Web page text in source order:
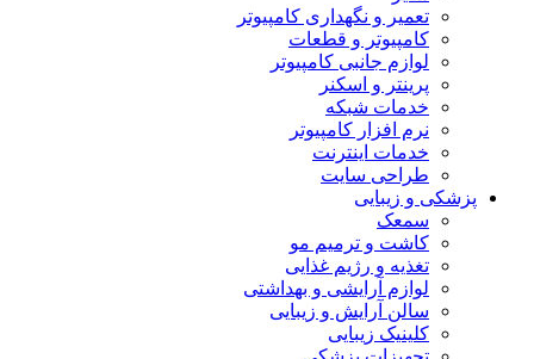
تعمیر و نگهداری کامپیوتر
کامپیوتر و قطعات
لوازم جانبی کامپیوتر
پرینتر و اسکنر
خدمات شبکه
نرم افزار کامپیوتر
خدمات اینترنت
طراحی سایت
پزشکی و زیبایی
سمعک
کاشت و ترمیم مو
تغذیه و رژیم غذایی
لوازم آرایشی و بهداشتی
سالن آرایش و زیبایی
کلینیک زیبایی